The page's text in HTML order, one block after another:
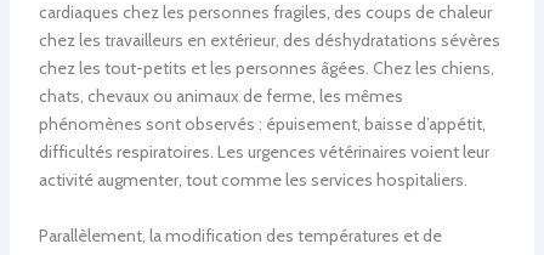
cardiaques chez les personnes fragiles, des coups de chaleur
chez les travailleurs en extérieur, des déshydratations sévères
chez les tout-petits et les personnes âgées. Chez les chiens,
chats, chevaux ou animaux de ferme, les mêmes
phénomènes sont observés : épuisement, baisse d’appétit,
difficultés respiratoires. Les urgences vétérinaires voient leur
activité augmenter, tout comme les services hospitaliers.
Parallèlement, la modification des températures et de